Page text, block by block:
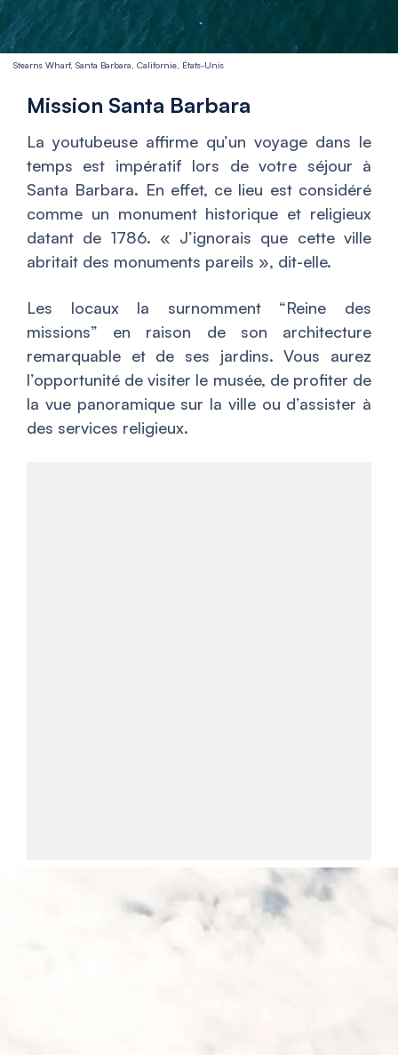
Stearns Wharf, Santa Barbara, Californie, États-Unis
Mission Santa Barbara
La youtubeuse affirme qu’un voyage dans le
temps est impératif lors de votre séjour à
Santa Barbara. En effet, ce lieu est considéré
comme un monument historique et religieux
datant de 1786. « J’ignorais que cette ville
abritait des monuments pareils », dit-elle.
Les locaux la surnomment “Reine des
missions” en raison de son architecture
remarquable et de ses jardins. Vous aurez
l’opportunité de visiter le musée, de profiter de
la vue panoramique sur la ville ou d’assister à
des services religieux.